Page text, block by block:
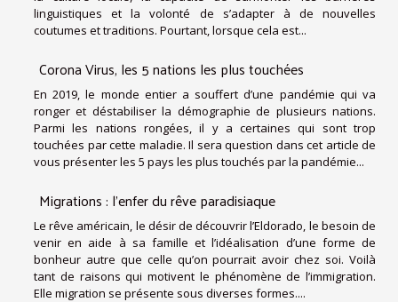
linguistiques et la volonté de s’adapter à de nouvelles
coutumes et traditions. Pourtant, lorsque cela est...
Corona Virus, les 5 nations les plus touchées
En 2019, le monde entier a souffert d’une pandémie qui va
ronger et déstabiliser la démographie de plusieurs nations.
Parmi les nations rongées, il y a certaines qui sont trop
touchées par cette maladie. Il sera question dans cet article de
vous présenter les 5 pays les plus touchés par la pandémie...
Migrations : l’enfer du rêve paradisiaque
Le rêve américain, le désir de découvrir l’Eldorado, le besoin de
venir en aide à sa famille et l’idéalisation d’une forme de
bonheur autre que celle qu’on pourrait avoir chez soi. Voilà
tant de raisons qui motivent le phénomène de l’immigration.
Elle migration se présente sous diverses formes....